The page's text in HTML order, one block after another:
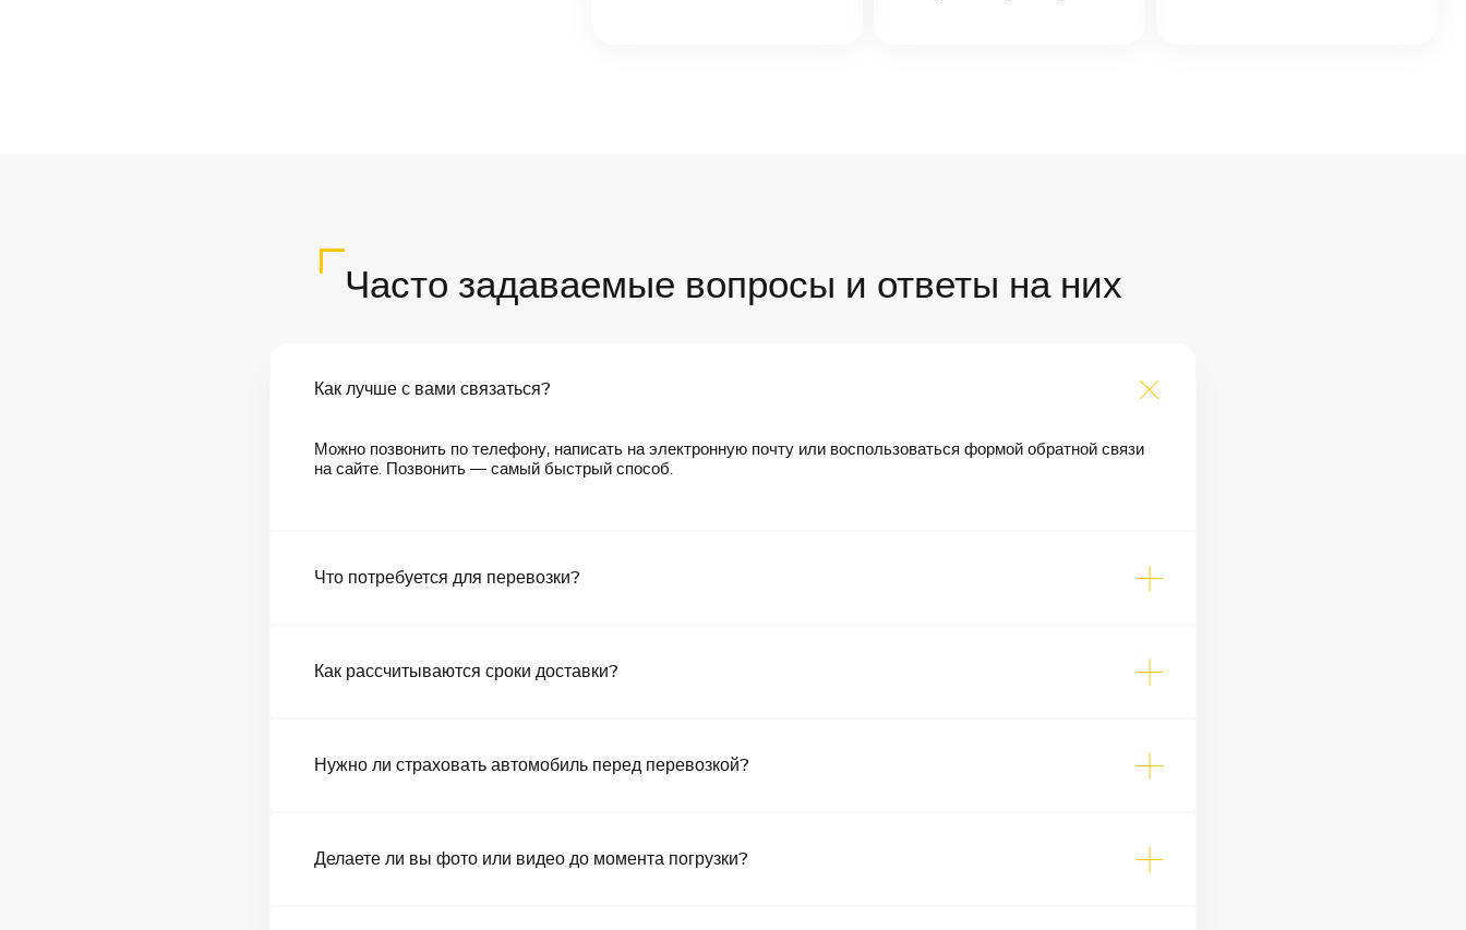
Часто задаваемые вопросы и ответы на них
Как лучше с вами связаться?
Можно позвонить по телефону, написать на электронную почту или воспользоваться формой обратной связи
на сайте. Позвонить — самый быстрый способ.
Что потребуется для перевозки?
Как рассчитываются сроки доставки?
Нужно ли страховать автомобиль перед перевозкой?
Делаете ли вы фото или видео до момента погрузки?